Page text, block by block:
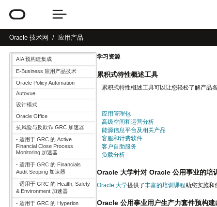
Oracle 技术网 应用产品
AIA 预构建集成
E-Business 应用产品技术
Oracle Policy Automation
Autovue
设计模式
Oracle Office
抗风险与反欺诈 GRC 加速器
- 适用于 GRC 的 Active
Financial Close Process
Monitoring 加速器
- 适用于 GRC 的 Financials
Audit Scoping 加速器
- 适用于 GRC 的 Health, Safety
& Environment 加速器
- 适用于 GRC 的 Hyperion
学习资源
累积式特性概述工具
累积式特性概述工具可以让您轻松了解产品
应用管理包
高级空间和运营分析
能源信息平台及相关产品
客服和计费软件
客户自助服务
负载分析
Oracle 大学针对 Oracle 公用事业的培
Oracle 大学提供了丰富的培训课程助您实施和
Oracle 公用事业用户生产力套件预构建